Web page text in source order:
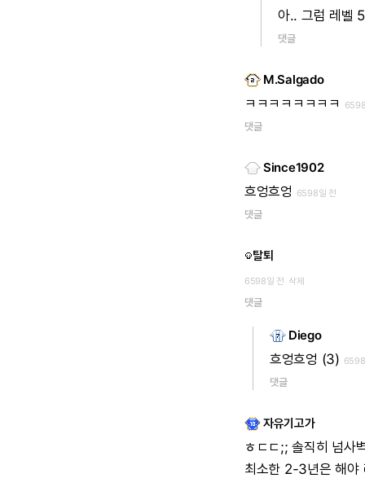
아.. 그럼 레벨
댓글
M.Salgado
ㅋㅋㅋㅋㅋㅋㅋㅋ
댓글
Since1902
흐엉흐엉 6598일 전
댓글
탈퇴
6598일 전 삭제
댓글
Diego
흐엉흐엉 (3)
댓글
자유기고가
ㅎㄷㄷ;; 솔직히 넘사
최소한 2-3년은 해야